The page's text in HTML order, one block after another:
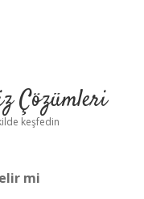
Çözümleri
keşfedin
mi